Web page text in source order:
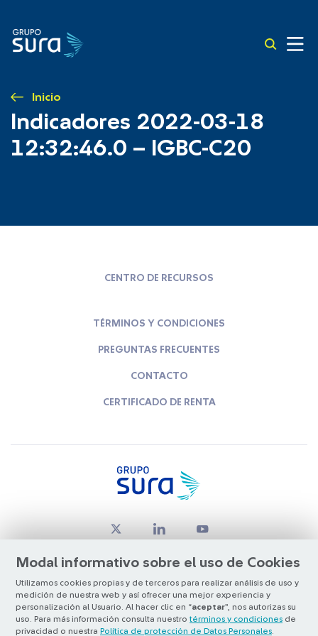
Inicio
Indicadores 2022-03-18
12:32:46.0 – IGBC-C20
Modal informativo sobre el uso de Cookies
Utilizamos cookies propias y de terceros para realizar análisis de uso y
medición de nuestra web y así ofrecer una mejor experiencia y
personalización al Usuario. Al hacer clic en “aceptar”, nos autorizas su
uso. Para más información consulta nuestro términos y condiciones de
privacidad o nuestra Política de protección de Datos Personales
CENTRO DE RECURSOS
TÉRMINOS Y CONDICIONES
PREGUNTAS FRECUENTES
CONTACTO
CERTIFICADO DE RENTA
© Copyright Grupo SURA 2026